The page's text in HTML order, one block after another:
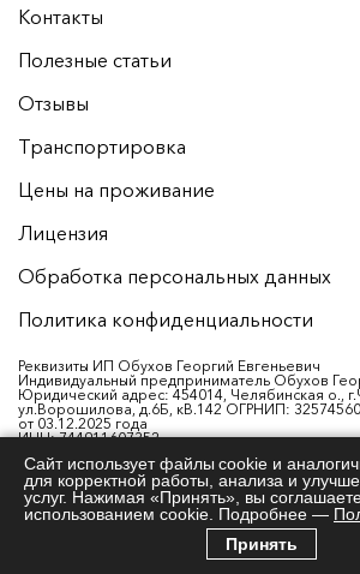
Контакты
Полезные статьи
Отзывы
Транспортировка
Цены на проживание
Лицензия
Обработка персональных данных
Политика конфиденциальности
Реквизиты ИП Обухов Георгий Евгеньевич
Индивидуальный предприниматель Обухов
Юридический адрес: 454014, Челябинская о.,
ул.Ворошилова, д.6Б, кВ.142 ОГРНИП:
от 03.12.2025 года
ИНН: 744911607352
Банк: ФИЛИАЛ «ЕКАТЕРИНБУРГСКИЙ» АО
ИНН банка: 7728168971
БИК: 046577964
К/с: 30101810100000000964
Сайт использует файлы cookie и
для корректной работы, анализа и
услуг. Нажимая «Принять», вы
использованием cookie. Подробнее —
Принять